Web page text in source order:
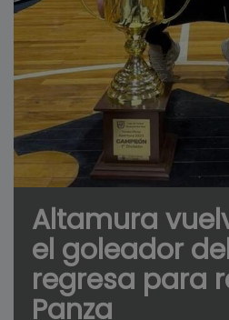
Altamura
el goleador
regresa para
Panza